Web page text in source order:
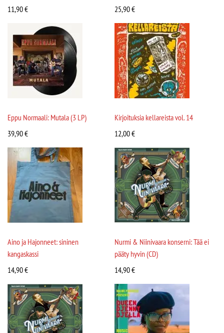
11,90€ 25,90€
Eppu Normaali: Mutala (3 LP)
39,90€
Kirjoituksia kellareista vol. 14
12,00€
Aino ja Hajonneet: sininen
kangaskassi
14,90€
Nurmi & Niinivaara konserni: Tää ei
pääty hyvin (CD)
14,90€